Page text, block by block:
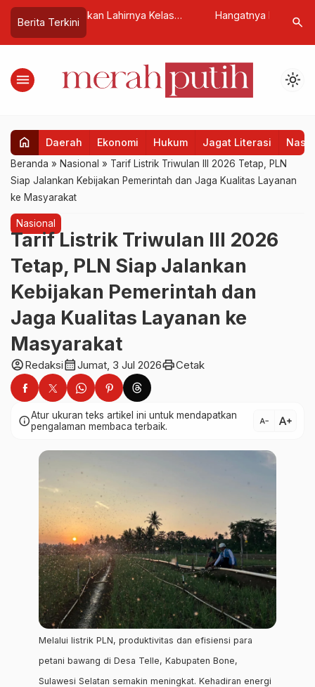
Berita Terkini
Sekolah
Hangatnya Lebaran di Istana, Presiden
Gelar Griya 1447 H
search
menu light_mode
home Daerah Ekonomi Hukum Jagat Literasi
Beranda » Nasional » Tarif Listrik Triwulan III 2026 Tetap, PLN
Siap Jalankan Kebijakan Pemerintah dan Jaga Kualitas Layanan
ke Masyarakat
Nasional
Tarif Listrik Triwulan III 2026
Tetap, PLN Siap Jalankan
Kebijakan Pemerintah dan
Jaga Kualitas Layanan ke
Masyarakat
account_circleRedaksicalendar_monthJumat, 3 Jul 2026printCetak
infoAtur ukuran teks artikel ini untuk mendapatkan
pengalaman membaca terbaik.
text_decrease text_increase
Melalui listrik PLN, produktivitas dan efisiensi para
petani bawang di Desa Telle, Kabupaten Bone,
Sulawesi Selatan semakin meningkat. Kehadiran energi